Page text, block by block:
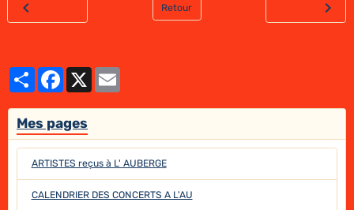
Retour
PartagerFacebook
X
Mes pages
ARTISTES reçus à L' AUBERGE
CALENDRIER DES CONCERTS A L'AU